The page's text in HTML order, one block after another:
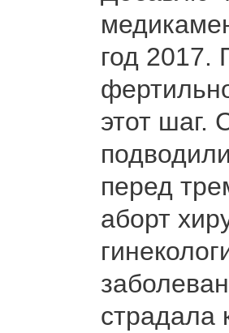
год
этот шаг.
перед
аборт
страдала